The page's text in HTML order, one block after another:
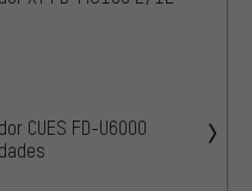
CUES FD-U6000